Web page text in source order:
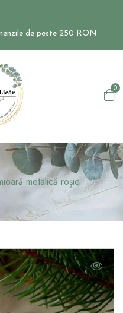
de peste 250 RON
0
metalică roșie